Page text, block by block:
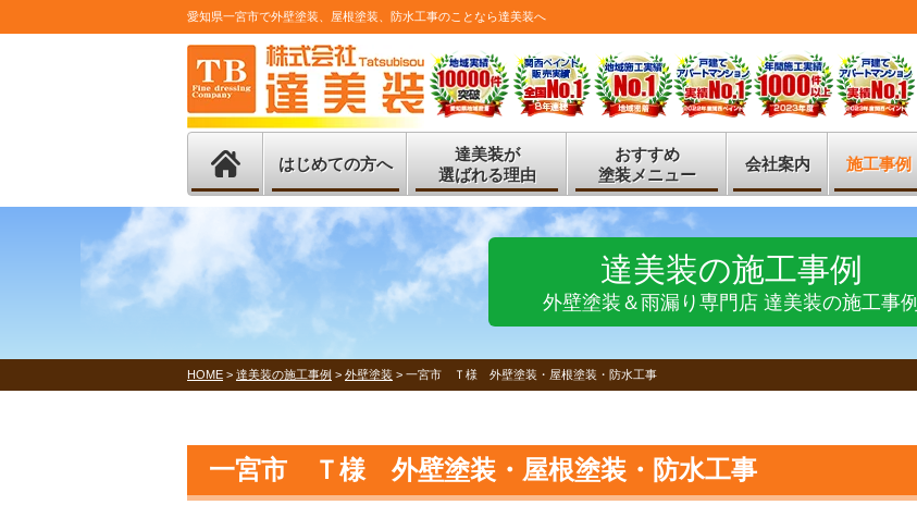
愛知県一宮市で外壁塗装、屋根塗装、防水工事のことなら達美装へ
はじめての方へ
達美装が
選ばれる理由
おすすめ
塗装メニュー
会社案内 施工事例
達美装の施工事例
外壁塗装＆雨漏り専門店 達美装の施工事例
HOME > 達美装の施工事例 > 外壁塗装 > 一宮市 Ｔ様 外壁塗装・屋根塗装・防水工事
一宮市 Ｔ様 外壁塗装・屋根塗装・防水工事